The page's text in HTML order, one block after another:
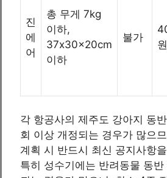
진
에
어
총 무게 7kg
이하,
37x30x20cm
이하
불가
원
각 항공사의 제주도 강아지 동
회 이상 개정되는 경우가 많으
계획 시 반드시 최신 공지사항
특히 성수기에는 반려동물 동